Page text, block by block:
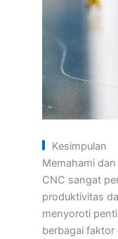
Kesimpulan
Memahami
CNC sangat
produktivitas
menyoroti
berbagai faktor